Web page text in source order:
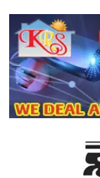
content